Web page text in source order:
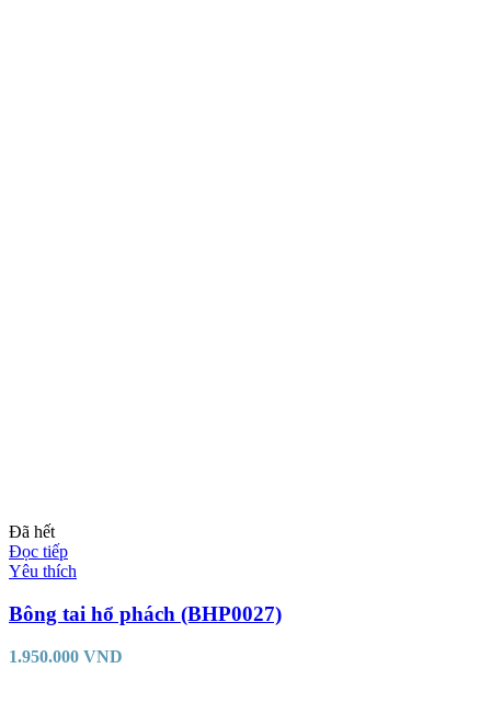
Đã hết
Đọc tiếp
Yêu thích
Bông tai hổ phách (BHP0027)
1.950.000 VND